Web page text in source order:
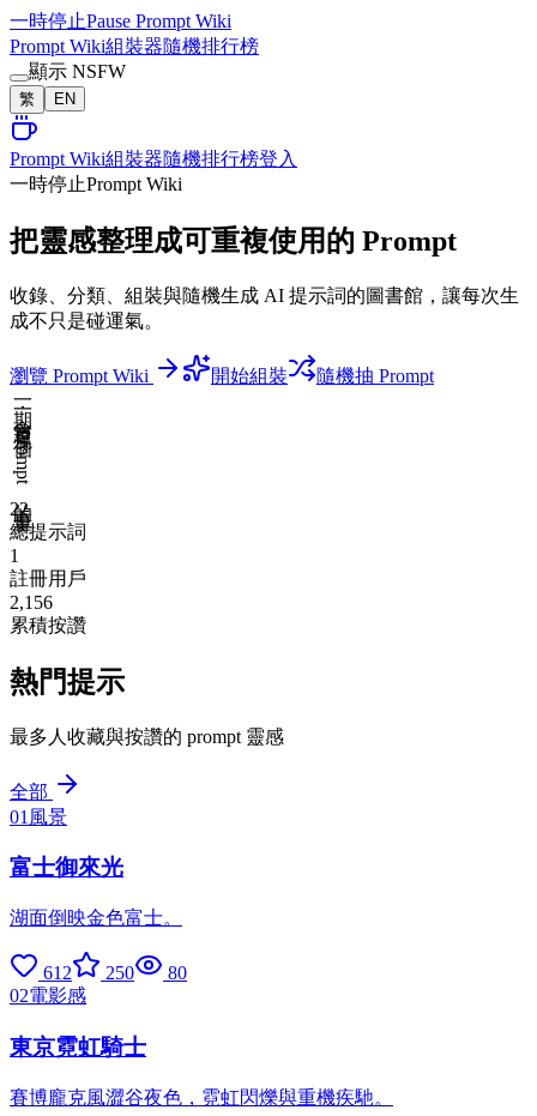
一時停止Pause Prompt Wiki
Prompt Wiki組裝器隨機排行榜
顯示 NSFW
繁 EN
Prompt Wiki組裝器隨機排行榜登入
一時停止Prompt Wiki
把靈感整理成可重複使用的 Prompt
收錄、分類、組裝與隨機生成 AI 提示詞的圖書館，讓每次生
成不只是碰運氣。
瀏覽 Prompt Wiki 開始組裝 隨機抽 Prompt
一 期 一 會
·
凝 視 一 個 Prompt 的 重 量
22
總提示詞
1
註冊用戶
2,156
累積按讚
熱門提示
最多人收藏與按讚的 prompt 靈感
全部
01 風景
富士御來光
湖面倒映金色富士。
612 250
80
02電影感
東京霓虹騎士
賽博龐克風澀谷夜色，霓虹閃爍與重機疾馳。